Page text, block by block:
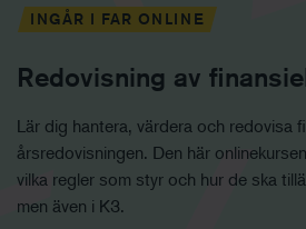
INGÅR I FAR ONLINE
Redovisning av
Lär dig hantera, värdera och redovisa
årsredovisningen. Den här
vilka regler som styr och hur de ska
men även i K3.